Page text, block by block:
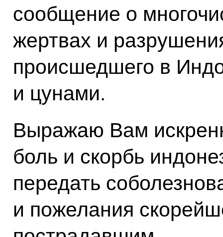
сообщение о
жертвах и
происшедшего в
и цунами.
Выражаю Вам
боль и скорбь
передать
и пожелания